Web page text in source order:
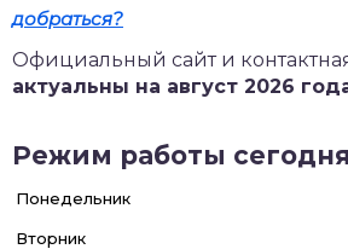
добраться?
Официальный сайт и
актуальны на август 2026
Режим работы сегодня
Понедельник
Вторник